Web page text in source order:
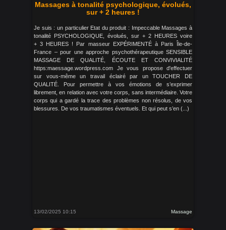
Massages à tonalité psychologique, évolués,
sur + 2 heures !
Je suis : un particulier Etat du produit : Impeccable Massages à
tonalité PSYCHOLOGIQUE, évolués, sur + 2 HEURES voire
+ 3 HEURES ! Par masseur EXPÉRIMENTÉ à Paris Île-de-
France – pour une approche psychothérapeutique SENSIBLE
MASSAGE DE QUALITÉ, ÉCOUTE ET CONVIVIALITÉ
https:maessage.wordpress.com Je vous propose d'effectuer
sur vous-même un travail éclairé par un TOUCHER DE
QUALITÉ. Pour permettre à vos émotions de s’exprimer
librement, en relation avec votre corps, sans intermédiaire. Votre
corps qui a gardé la trace des problèmes non résolus, de vos
blessures. De vos traumatismes éventuels. Et qui peut s’en (...)
13/02/2025 10:15 Massage